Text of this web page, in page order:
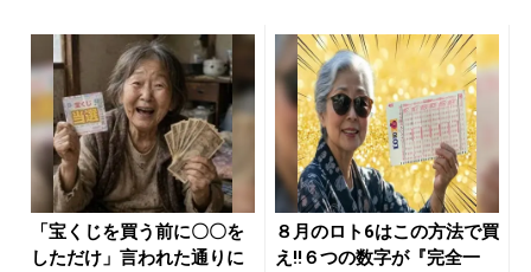
「宝くじを買う前に〇〇を
しただけ」言われた通りに
８月のロト6はこの方法で買
え!!６つの数字が『完全一